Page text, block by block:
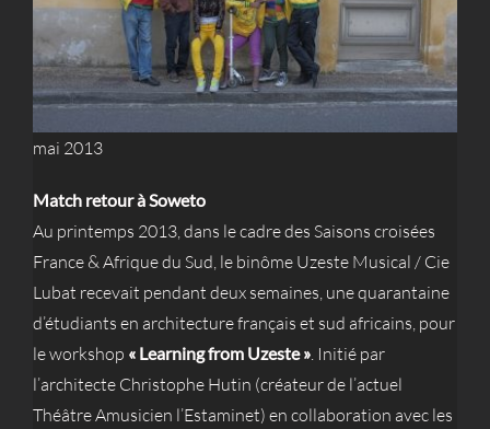
mai 2013
Match retour à Soweto
Au printemps 2013, dans le cadre des Saisons croisées
France & Afrique du Sud, le binôme Uzeste Musical / Cie
Lubat recevait pendant deux semaines, une quarantaine
d’étudiants en architecture français et sud africains, pour
le workshop « Learning from Uzeste ». Initié par
l’architecte Christophe Hutin (créateur de l’actuel
Théâtre Amusicien l’Estaminet) en collaboration avec les